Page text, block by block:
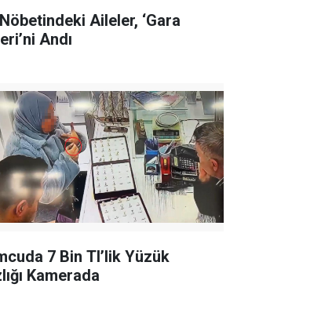
Aileler, ‘Gara
Andı
7 Bin Tl’lik Yüzük
Kamerada